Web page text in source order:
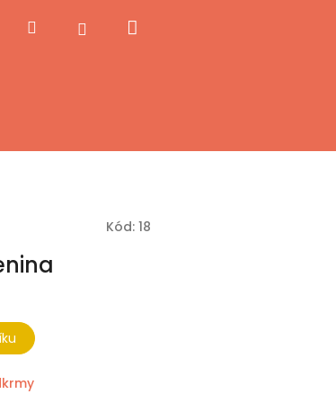
Hledat Přihlášení
Kód: 18